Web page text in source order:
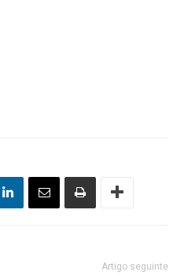
Artigo seguinte